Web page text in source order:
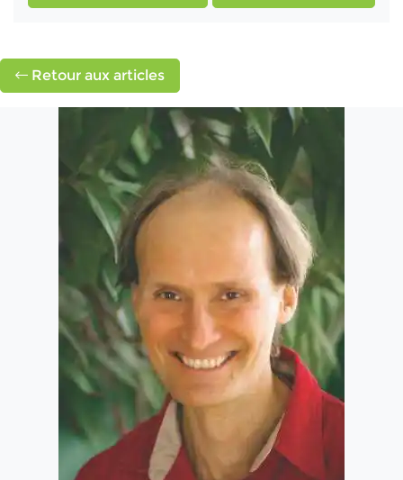
Retour aux articles